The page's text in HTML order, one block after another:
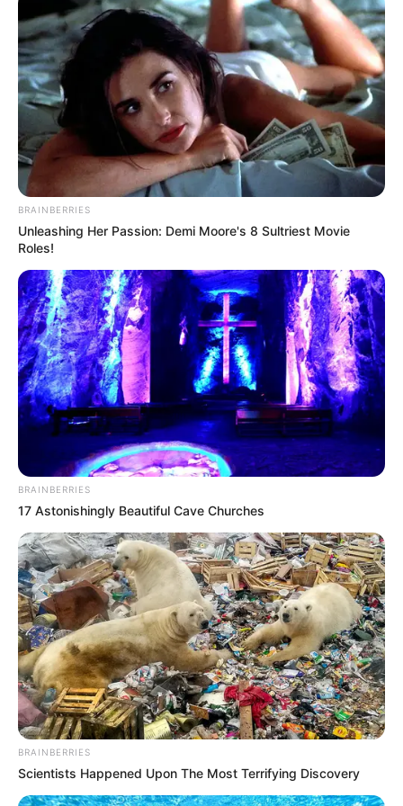
reportar su participación en ambas jornadas de simulacro
a través de las redes sociales utilizando el hashtag
#SimulacroBogotáDíayNoche.
COMPARTIR
ALERTA BOGOTÁ EN GOOGLE NEWS
TEMAS RELACIONADOS
SIMULACRO DE EVACUACIÓN
MANTÉNGASE EN ALERTA
Tenemos todas las noticias que le
interesan. Para estar bien informado, por
favor, active las notificaciones de Alerta.
ACTIVAR AHORA
TEMAS DESTACADOS
RECIBO DEL AGUA
LOCALIDAD DE USAQUÉN
CUNDINAMARCA
DESAPARECIDOS
CORTES DE LUZ
LOCALIDAD DE ENGATIVÁ
REGIOTRAM DE OCCIDENTE
LOCALIDAD DE SUBA
BRAINBERRIES
Unleashing Her Passion: Demi Moore's 8 Sultriest Movie
Roles!
BRAINBERRIES
17 Astonishingly Beautiful Cave Churches
BRAINBERRIES
Scientists Happened Upon The Most Terrifying Discovery